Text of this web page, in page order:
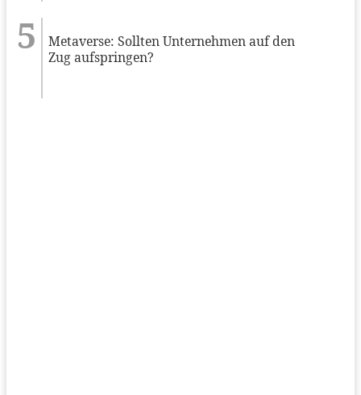
Metaverse: Sollten Unternehmen auf den
Zug aufspringen?